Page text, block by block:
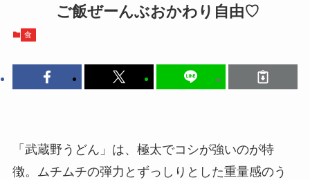
ご飯ぜーんぶおかわり自由♡
食
「武蔵野うどん」は、極太でコシが強いのが特
徴。ムチムチの弾力とずっしりとした重量感のう